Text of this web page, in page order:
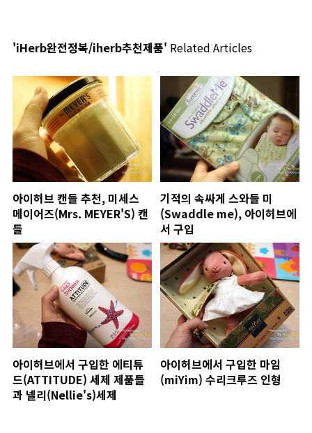
'iHerb완전정복/iherb추천제품' Related Articles
아이허브 캔들 추천, 미세스
메이어즈(Mrs. MEYER'S) 캔
들
기적의 속싸게 스와들 미
(Swaddle me), 아이허브에
서 구입
아이허브에서 구입한 에티튜
드(ATTITUDE) 세제 제품들
과 넬리(Nellie's)세제
아이허브에서 구입한 마임
(miYim) 수리크루즈 인형